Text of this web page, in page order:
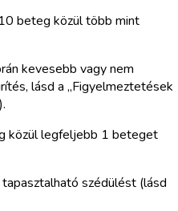
beteg közül több mint
kevesebb vagy nem
lásd a „Figyelmeztetések
közül legfeljebb 1 beteget
szédülést (lásd